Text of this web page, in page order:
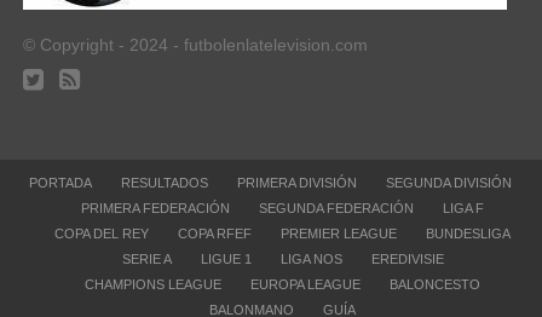
© Copyright - 2024 - futbolenlatelevision.com
PORTADA RESULTADOS PRIMERA DIVISIÓN
SEGUNDA DIVISIÓN
PRIMERA FEDERACIÓN
SEGUNDA FEDERACIÓN
LIGA F
COPA DEL REY
COPA RFEF PREMIER LEAGUE
BUNDESLIGA
SERIE A
LIGUE 1 LIGA NOS
EREDIVISIE
CHAMPIONS LEAGUE
EUROPA LEAGUE
BALONCESTO
BALONMANO
GUÍA